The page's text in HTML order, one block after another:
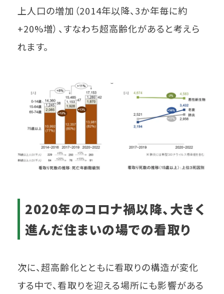
上人口の増加（2014年以降、3か年毎に約
+20%増）、すなわち超高齢化があると考えら
れます。
2020年のコロナ禍以降、大きく
進んだ住まいの場での看取り
次に、超高齢化とともに看取りの構造が変化
する中で、看取りを迎える場所にも影響がある